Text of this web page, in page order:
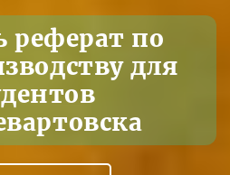
реферат по
для